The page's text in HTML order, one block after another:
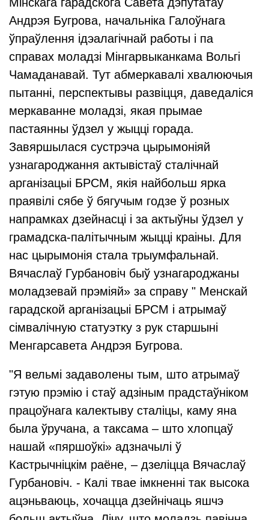
Андрэя Бугрова, начальніка Галоўнага
ўпраўлення ідэалагічнай работы і па
справах моладзі Мінгарвыканкама Вольгі
Чамаданавай. Тут абмеркавалі хвалюючыя
пытанні, перспектывы развіцця, даведаліся
меркаванне моладзі, якая прымае
пастаянны ўдзел у жыцці горада.
Завяршылася сустрэча цырымоніяй
узнагароджання актывістаў сталічнай
арганізацыі БРСМ, якія найбольш ярка
праявілі сябе ў бягучым годзе ў розных
напрамках дзейнасці і за актыўны ўдзел у
грамадска-палітычным жыцці краіны. Для
нас цырымонія стала трыумфальнай.
Вячаслаў Гурбановіч быў узнагароджаны
моладзевай прэміяй» за справу " Менскай
гарадской арганізацыі БРСМ і атрымаў
сімвалічную статуэтку з рук старшыні
Менгарсавета Андрэя Бугрова.
"Я вельмі задаволены тым, што атрымаў
гэтую прэмію і стаў адзіным прадстаўніком
працоўнага калектыву сталіцы, каму яна
была ўручана, а таксама – што хлопцаў
нашай «пяршоўкі» адзначылі ў
Кастрычніцкім раёне, – дзеліцца Вячаслаў
Гурбановіч. - Калі твае імкненні так высока
ацэньваюць, хочацца дзейнічаць яшчэ